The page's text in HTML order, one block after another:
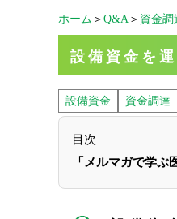
ホーム ＞ Q&A ＞ 資金調
設備資金を
設備資金 資金調達
目次
「メルマガで学